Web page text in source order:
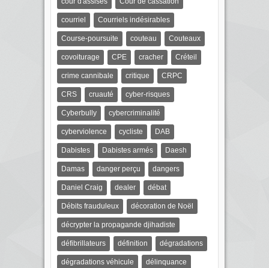
courriel Courriels indésirables
Course-poursuite couteau Couteaux
covoiturage CPE cracher Créteil
crime cannibale critique CRPC
CRS cruauté cyber-risques
Cyberbully cybercriminalité
cyberviolence cycliste DAB
Dabistes Dabistes armés Daesh
Damas danger perçu dangers
Daniel Craig dealer débat
Débits frauduleux décoration de Noël
décrypter la propagande djihadiste
défibrillateurs définition dégradations
dégradations véhicule délinquance